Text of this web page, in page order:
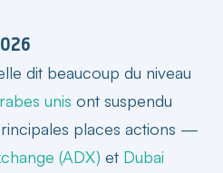
dit beaucoup du niveau
unis ont suspendu
places actions —
(ADX) et Dubai